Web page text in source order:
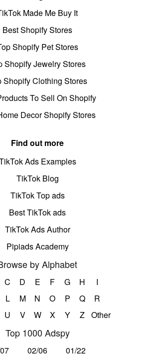
Made Me Buy It
Best Shopify Stores
Shopify Pet Stores
Shopify Jewelry Stores
Shopify Clothing Stores
To Sell On Shopify
Decor Shopify Stores
Find out more
Ads Examples
TikTok Blog
TikTok Top ads
Best TikTok ads
TikTok Ads Author
Pipiads Academy
by Alphabet
C D E F G H
I
L M N O P Q
R
U V W X Y Z Other
Top 1000 Adspy
02/06
01/22